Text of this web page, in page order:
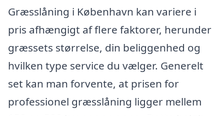
Græsslåning i København kan variere i
pris afhængigt af flere faktorer, herunder
græssets størrelse, din beliggenhed og
hvilken type service du vælger. Generelt
set kan man forvente, at prisen for
professionel græsslåning ligger mellem